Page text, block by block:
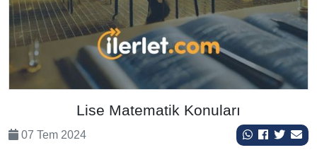
Lise Matematik Konuları
07 Tem 2024